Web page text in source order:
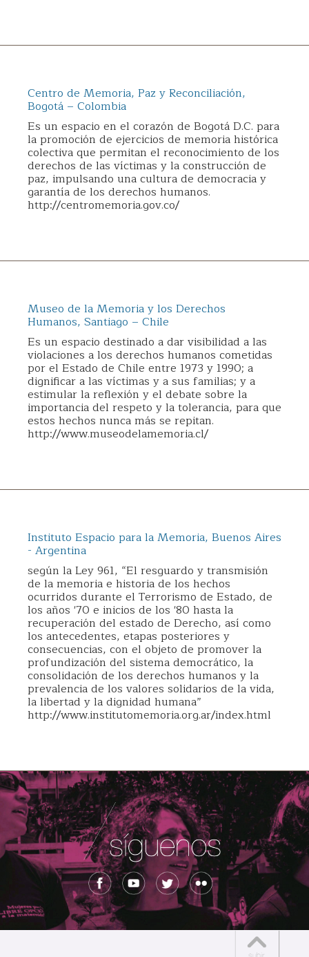
Centro de Memoria, Paz y Reconciliación,
Bogotá – Colombia
Es un espacio en el corazón de Bogotá D.C. para
la promoción de ejercicios de memoria histórica
colectiva que permitan el reconocimiento de los
derechos de las víctimas y la construcción de
paz, impulsando una cultura de democracia y
garantía de los derechos humanos.
http://centromemoria.gov.co/
Museo de la Memoria y los Derechos
Humanos, Santiago – Chile
Es un espacio destinado a dar visibilidad a las
violaciones a los derechos humanos cometidas
por el Estado de Chile entre 1973 y 1990; a
dignificar a las víctimas y a sus familias; y a
estimular la reflexión y el debate sobre la
importancia del respeto y la tolerancia, para que
estos hechos nunca más se repitan.
http://www.museodelamemoria.cl/
Instituto Espacio para la Memoria, Buenos Aires
- Argentina
según la Ley 961, “El resguardo y transmisión
de la memoria e historia de los hechos
ocurridos durante el Terrorismo de Estado, de
los años '70 e inicios de los '80 hasta la
recuperación del estado de Derecho, así como
los antecedentes, etapas posteriores y
consecuencias, con el objeto de promover la
profundización del sistema democrático, la
consolidación de los derechos humanos y la
prevalencia de los valores solidarios de la vida,
la libertad y la dignidad humana”
http://www.institutomemoria.org.ar/index.html